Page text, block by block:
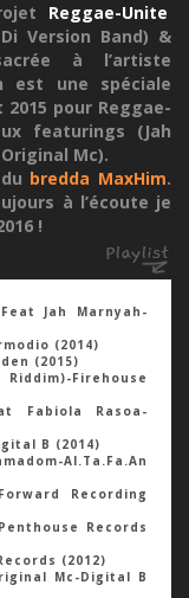
Reggae-Unite
Version Band) &
à l’artiste
est une spéciale
pour Reggae-
featurings (Jah
Mc).
bredda MaxHim.
à l’écoute je
!
Jah Marnyah-
(2014)
(2015)
Firehouse
Fabiola Rasoa-
B (2014)
Al.Ta.Fa.An
Recording
Records
(2012)
Mc-Digital B